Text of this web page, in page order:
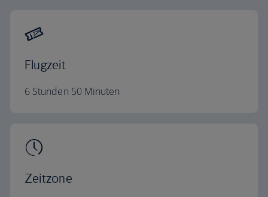
Flugzeit
6 Stunden 50 Minuten
Zeitzone